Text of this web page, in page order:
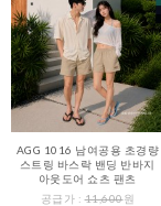
AGG 1016 남여공용 초경량
스트링 바스락 밴딩 반바지
아웃도어 쇼츠 팬츠
공급가 :11,600원